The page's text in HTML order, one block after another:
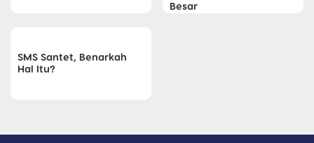
Besar
SMS Santet, Benarkah
Hal Itu?